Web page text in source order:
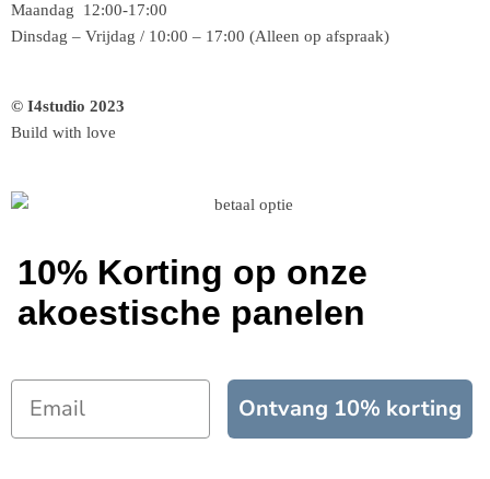
Maandag 12:00-17:00
Dinsdag – Vrijdag / 10:00 – 17:00 (Alleen op afspraak)
© I4studio 2023
Build with love
10% Korting op onze
akoestische panelen
Ontvang 10% korting